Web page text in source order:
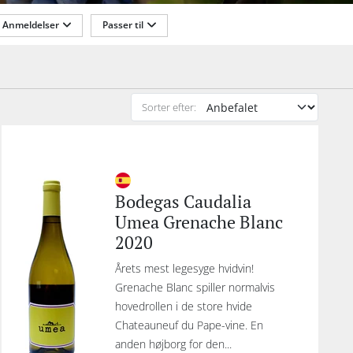
Anmeldelser Passer til
Sorter efter:
Bodegas Caudalia
Umea Grenache Blanc
2020
Årets mest legesyge hvidvin!
Grenache Blanc spiller normalvis
hovedrollen i de store hvide
Chateauneuf du Pape-vine. En
anden højborg for den...